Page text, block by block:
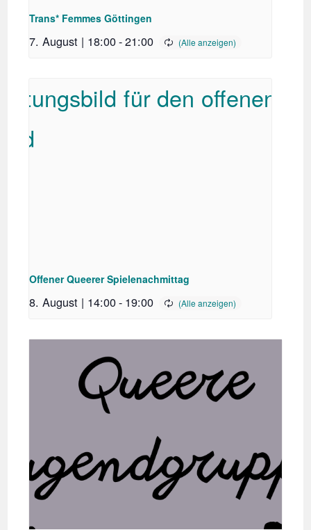
Trans* Femmes Göttingen
7. August | 18:00-21:00
Offener Queerer Spielenachmittag
8. August | 14:00- 19:00